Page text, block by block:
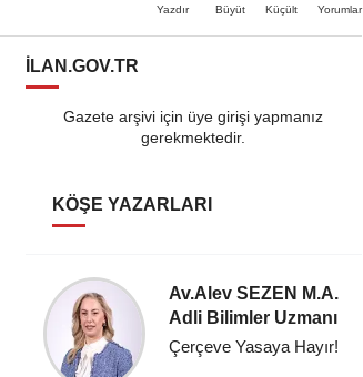
Yazdır Büyüt Küçült Yorumlar
ILAN.GOV.TR
Gazete arşivi için üye girişi yapmanız
gerekmektedir.
KÖŞE YAZARLARI
Av.Alev SEZEN M.A.
Adli Bilimler Uzmanı
Çerçeve Yasaya Hayır!